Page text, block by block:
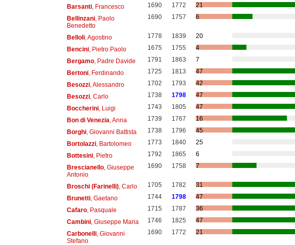
Barsanti, Francesco 1690 1772
21
Bellinzani, Paolo
Benedetto
1690 1757 6
Belloli, Agostino 1778 1839
20
Bencini, Pietro Paolo 1675 1755
4
Bergamo, Padre Davide 1791 1863
7
Bertoni, Ferdinando 1725 1813
47
Besozzi, Alessandro 1702 1793
42
Besozzi, Carlo 1738 1798
47
Boccherini, Luigi 1743 1805
47
Bon di Venezia , Anna 1739 1767
16
Borghi, Giovanni Battista 1738 1796
45
Bortolazzi, Bartolomeo 1773 1840
25
Bottesini, Pietro 1792 1865
6
Brescianello, Giuseppe
Antonio
1690 1758 7
Broschi (Farinelli), Carlo 1705 1782
31
Brunetti, Gaetano 1744 1798
47
Cafaro, Pasquale 1715 1787
36
Cambini, Giuseppe Maria 1746 1825
47
Carbonelli, Giovanni
Stefano
1690 1772 21